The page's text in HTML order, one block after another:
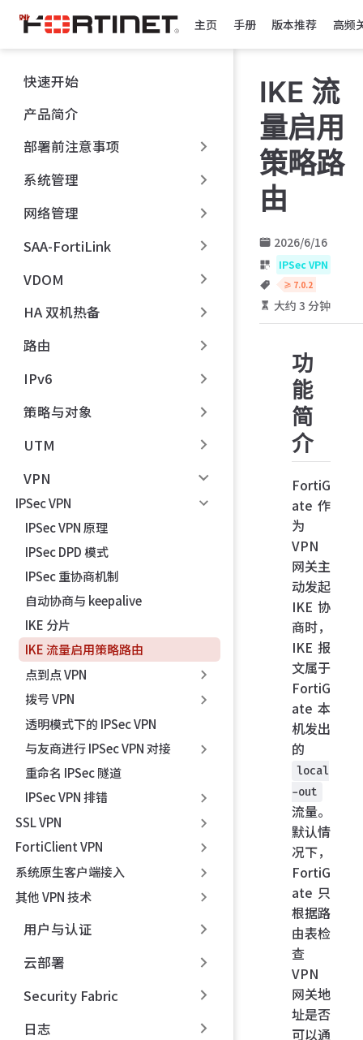
跳
至
主
內
容
主页 手册 版本推荐 高频
快速开始
产品简介
部署前注意事项
系统管理
网络管理
SAA-FortiLink
VDOM
HA 双机热备
路由
IPv6
策略与对象
UTM
VPN
IPSec VPN
IPSec VPN 原理
IPSec DPD 模式
IPSec 重协商机制
自动协商与 keepalive
IKE 分片
IKE 流量启用策略路由
点到点 VPN
拨号 VPN
透明模式下的 IPSec VPN
与友商进行 IPSec VPN 对接
重命名 IPSec 隧道
IPSec VPN 排错
SSL VPN
FortiClient VPN
系统原生客户端接入
其他 VPN 技术
用户与认证
云部署
Security Fabric
日志
IKE 流
量启用
策略路
由
2026/6/16
IPSec VPN
≥ 7.0.2
大约 3 分钟
功
能
简
介
FortiG
ate 作
为
VPN
网关主
动发起
IKE 协
商时，
IKE 报
文属于
FortiG
ate 本
机发出
的
local
-out
流量。
默认情
况下，
FortiG
ate 只
根据路
由表检
查
VPN
网关地
址是否
可以通